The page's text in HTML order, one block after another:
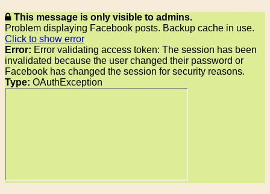
This message is only visible to admins.
Problem displaying Facebook posts. Backup cache in use.
Click to show error
Error: Error validating access token: The session has been
invalidated because the user changed their password or
Facebook has changed the session for security reasons.
Type: OAuthException